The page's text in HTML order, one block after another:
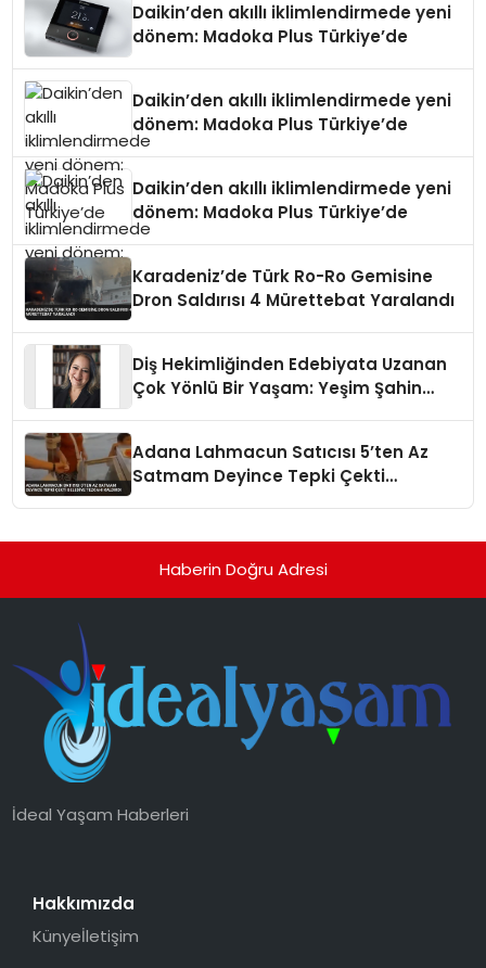
Daikin’den akıllı iklimlendirmede yeni
dönem: Madoka Plus Türkiye’de
Daikin’den akıllı iklimlendirmede yeni
dönem: Madoka Plus Türkiye’de
Daikin’den akıllı iklimlendirmede yeni
dönem: Madoka Plus Türkiye’de
Karadeniz’de Türk Ro-Ro Gemisine
Dron Saldırısı 4 Mürettebat Yaralandı
Diş Hekimliğinden Edebiyata Uzanan
Çok Yönlü Bir Yaşam: Yeşim Şahin
Adana Lahmacun Satıcısı 5’ten Az
Satmam Deyince Tepki Çekti
Haberin Doğru Adresi
İdeal Yaşam Haberleri
Hakkımızda
Künyeİletişim